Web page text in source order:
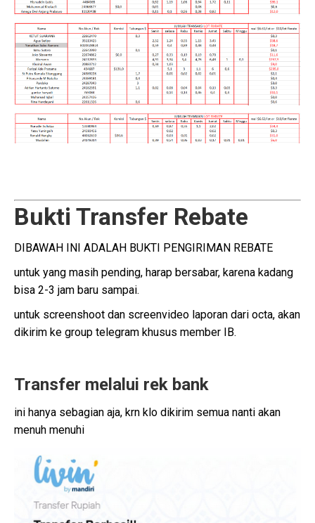
Bukti Transfer Rebate
DIBAWAH INI ADALAH BUKTI PENGIRIMAN REBATE
untuk yang masih pending, harap bersabar, karena kadang
bisa 2-3 jam baru sampai.
untuk screenshoot dan screenvideo laporan dari octa, akan
dikirim ke group telegram khusus member IB.
Transfer melalui rek bank
ini hanya sebagian aja, krn klo dikirim semua nanti akan
menuh menuhi